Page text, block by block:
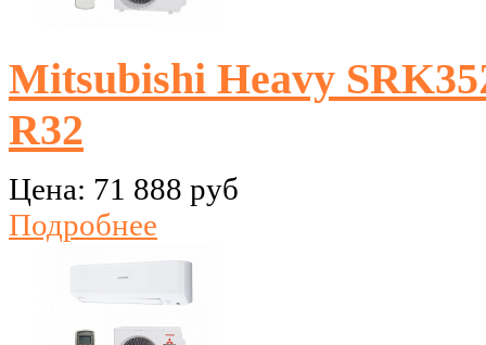
Mitsubishi Heavy
R32
Цена: 71 888 руб
Подробнее